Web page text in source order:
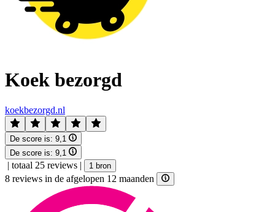
Koek bezorgd
koekbezorgd.nl
De score is: 9,1
De score is: 9,1
| totaal 25 reviews | 1 bron
8 reviews in de afgelopen 12 maanden